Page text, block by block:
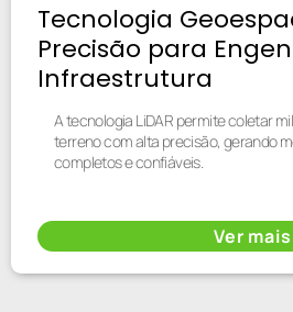
Tecnologia
Precisão para
Infraestrutura
A tecnologia LiDAR permite coletar
terreno com alta precisão, gerando
completos e confiáveis.
Ver mais